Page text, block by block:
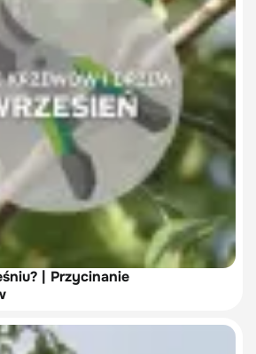
| Przycinanie